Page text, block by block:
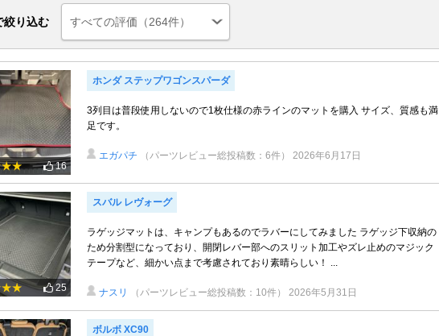
絞り込む すべての評価（264件）
16
ホンダ ステップワゴンスパーダ
3列目は普段使用しないので1枚仕様の赤ラインのマットを購入 サイズ、質感も満
足です。
エガパチ （パーツレビュー総投稿数：6件） 2026年6月17日
25
スバル レヴォーグ
ラゲッジマットは、キャンプもあるのでラバーにしてみました ラゲッジ下収納の
ため分割型になっており、開閉レバー部へのスリット加工やズレ止めのマジック
テープなど、細かい点まで考慮されており素晴らしい！ ...
ナスリ （パーツレビュー総投稿数：10件） 2026年5月31日
ボルボ XC90